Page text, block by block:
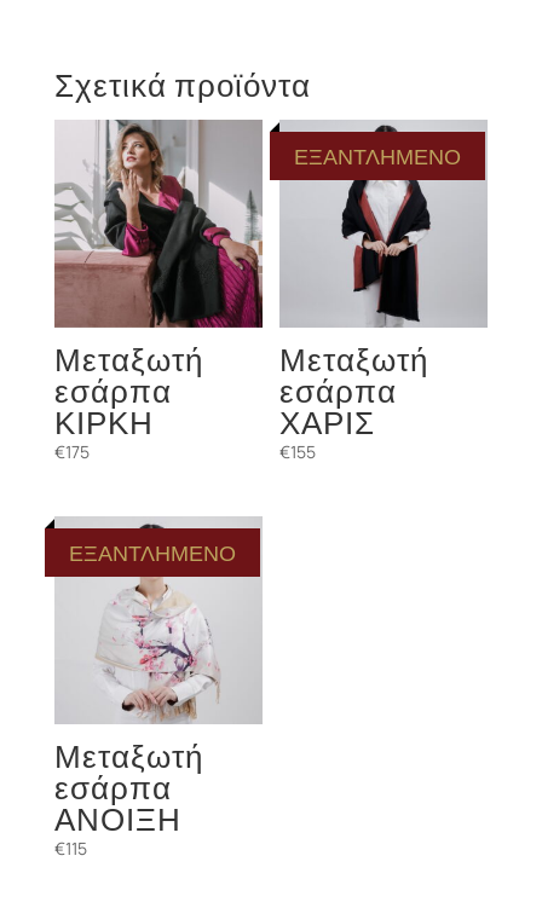
Σχετικά προϊόντα
Μεταξωτή
εσάρπα
ΚΙΡΚΗ
€175
ΕΞΑΝΤΛΗΜΕΝΟ
Μεταξωτή
εσάρπα
ΧΑΡΙΣ
€155
ΕΞΑΝΤΛΗΜΕΝΟ
Μεταξωτή
εσάρπα
ΑΝΟΙΞΗ
€115